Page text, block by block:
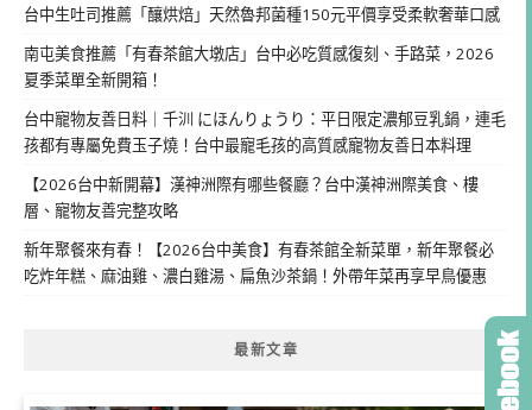
台中生吐司推薦「釀烘焙」天然魯邦菌種150元平價享受柔軟奢華口感
南屯美食推薦「有春茶館大墩店」台中必吃質感復刻、手路菜，2026
夏季菜單全新開箱！
台中寵物友善日料｜千汌 にほんりょうり：平日限定濃郁豆乳鍋，連毛
孩都有專屬免費玉子燒！台中最寵毛孩的高質感寵物友善日本料理
【2026台中新開幕】漢神洲際有哪些餐廳？台中漢神洲際美食、樓
層、寵物友善完整攻略
新年聚餐來有春！【2026台中美食】有春茶館全新菜單，新年聚餐必
吃炸年糕、麻油雞、濃白雞湯、扁魚沙茶鍋！外帶年菜再享早鳥優惠
最新文章